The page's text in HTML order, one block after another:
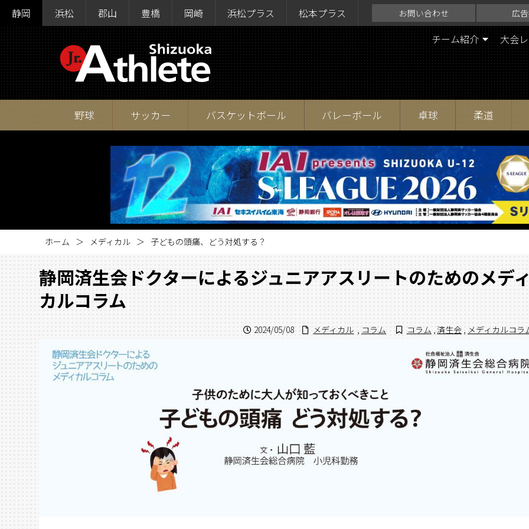
静岡 浜松 郡山 豊橋 岡崎 浜松プラス 松本プラス お問い合わせ 広
チーム紹介 大会
野球 サッカー バスケットボール バレーボール 卓球 柔道
ホーム メディカル 子どもの頭痛、どう対処する？
静岡済生会ドクターによるジュニアアスリートのためのメデ
カルコラム
2024/05/08 メディカル , コラム コラム ,済生会 , メディカルコラ